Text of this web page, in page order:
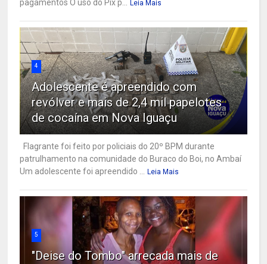
pagamentos O uso do Pix p... Leia Mais
4
Adolescente é apreendido com
revólver e mais de 2,4 mil papelotes
de cocaína em Nova Iguaçu
Flagrante foi feito por policiais do 20º BPM durante
patrulhamento na comunidade do Buraco do Boi, no Ambaí
Um adolescente foi apreendido ...
Leia Mais
5
"Deise do Tombo" arrecada mais de